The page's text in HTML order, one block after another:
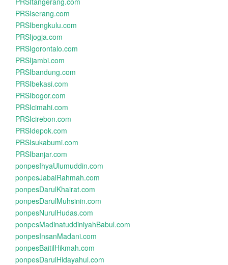
PRSIserang.com
PRSIbengkulu.com
PRSIjogja.com
PRSIgorontalo.com
PRSIjambi.com
PRSIbandung.com
PRSIbekasi.com
PRSIbogor.com
PRSIcimahi.com
PRSIcirebon.com
PRSIdepok.com
PRSIsukabumi.com
PRSIbanjar.com
ponpesIhyaUlumuddin.com
ponpesJabalRahmah.com
ponpesDarulKhairat.com
ponpesDarulMuhsinin.com
ponpesNurulHudas.com
ponpesMadinatuddiniyahBabul.com
ponpesInsanMadani.com
ponpesBaitilHikmah.com
ponpesDarulHidayahul.com